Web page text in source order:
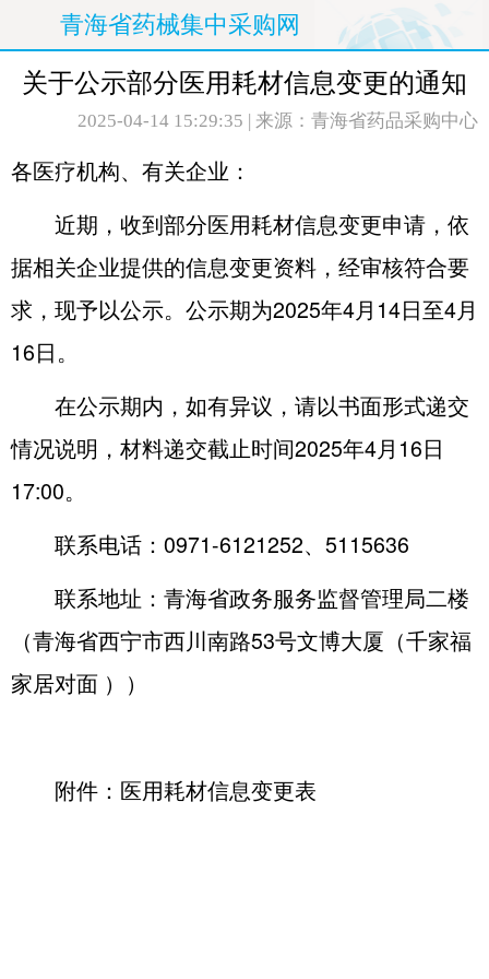
青海省药械集中采购网
关于公示部分医用耗材信息变更的通知
2025-04-14 15:29:35 | 来源：青海省药品采购中心
各医疗机构、有关企业：
近期，收到部分医用耗材信息变更申请，依
据相关企业提供的信息变更资料，经审核符合要
求，现予以公示。公示期为2025年4月14日至4月
16日。
在公示期内，如有异议，请以书面形式递交
情况说明，材料递交截止时间2025年4月16日
17:00。
联系电话：0971-6121252、5115636
联系地址：青海省政务服务监督管理局二楼
（青海省西宁市西川南路53号文博大厦（千家福
家居对面 ））
附件： 医用耗材信息变更表